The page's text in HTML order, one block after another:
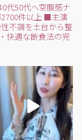
代50代へ空腹感ナ
件以上 ■主演
不調を土台から整
快適な断食法の完